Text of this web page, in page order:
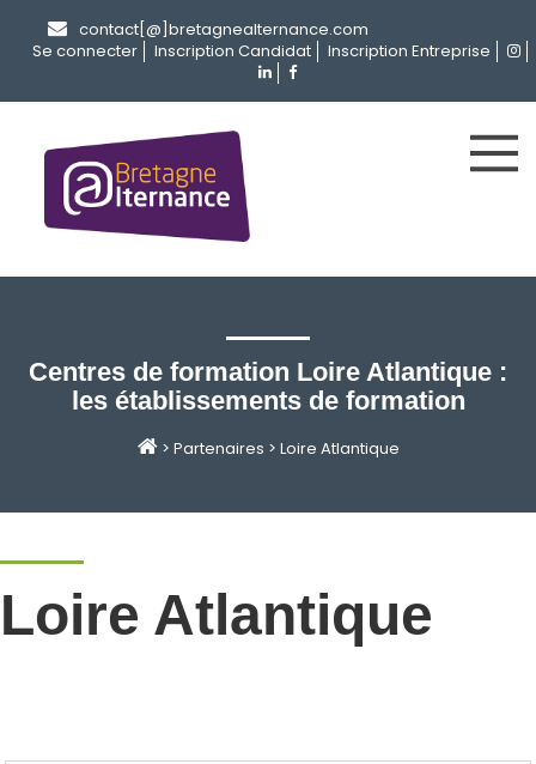
contact[@]bretagnealternance.com
Se connecter
Inscription Candidat Inscription Entreprise
Centres de formation Loire Atlantique :
les établissements de formation
> Partenaires > Loire Atlantique
Loire Atlantique